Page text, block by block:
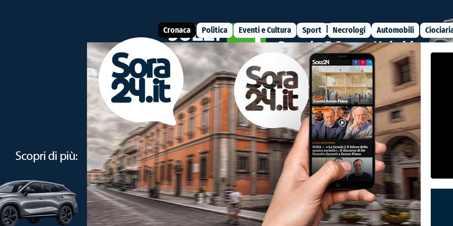
Cronaca Politica Eventi e Cultura Sport Necrologi Automobili